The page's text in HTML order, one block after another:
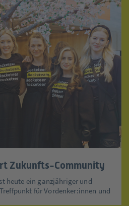
Zukunfts-Community
heute ein ganzjähriger und
für Vordenker:innen und